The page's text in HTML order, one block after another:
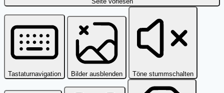
Tastaturnavigation Bilder ausblenden Töne stummschalten